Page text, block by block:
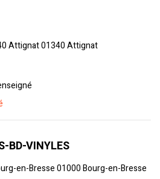
Attignat 01340 Attignat
BD-VINYLES
en-Bresse 01000 Bourg-en-Bresse